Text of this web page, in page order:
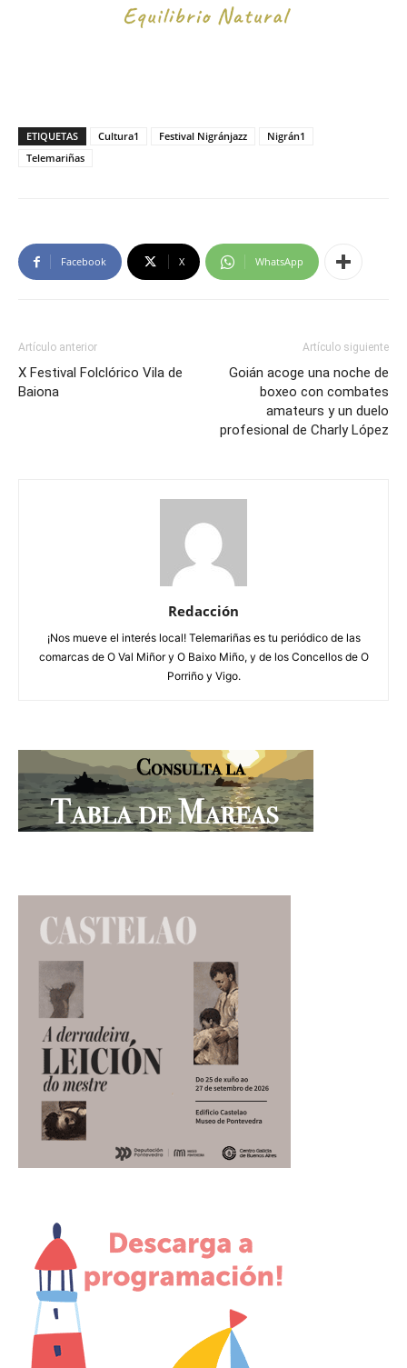
ETIQUETAS Cultura1 Festival Nigránjazz
Nigrán1
Telemariñas
Facebook X WhatsApp
Artículo anterior
X Festival Folclórico Vila de
Baiona
Artículo siguiente
Goián acoge una noche de
boxeo con combates
amateurs y un duelo
profesional de Charly López
Redacción
¡Nos mueve el interés local! Telemariñas es tu periódico de las
comarcas de O Val Miñor y O Baixo Miño, y de los Concellos de O
Porriño y Vigo.